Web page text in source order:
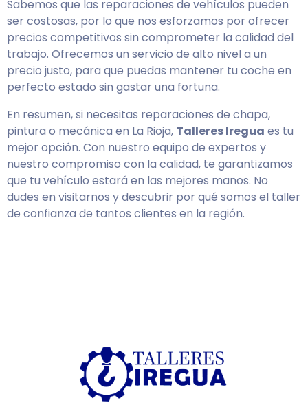
Sabemos que las reparaciones de vehículos pueden
ser costosas, por lo que nos esforzamos por ofrecer
precios competitivos sin comprometer la calidad del
trabajo. Ofrecemos un servicio de alto nivel a un
precio justo, para que puedas mantener tu coche en
perfecto estado sin gastar una fortuna.
En resumen, si necesitas reparaciones de chapa,
pintura o mecánica en La Rioja, Talleres Iregua es tu
mejor opción. Con nuestro equipo de expertos y
nuestro compromiso con la calidad, te garantizamos
que tu vehículo estará en las mejores manos. No
dudes en visitarnos y descubrir por qué somos el taller
de confianza de tantos clientes en la región.